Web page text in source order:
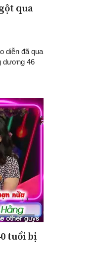
qua
diễn đã qua
dương 46
tuổi bị